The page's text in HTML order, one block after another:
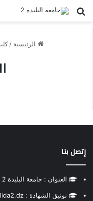
بحث عن
الرئيسية /
إتصل بنا
العنوان : جامعة البليدة 2 علي لونيسي - البليدة - الجزائر
توثيق الشهادة : authentification.certificat@univ-blida2.dz